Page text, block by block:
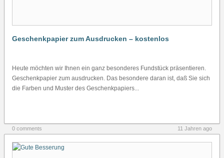
Geschenkpapier zum Ausdrucken – kostenlos
Heute möchten wir Ihnen ein ganz besonderes Fundstück präsentieren.
Geschenkpapier zum ausdrucken. Das besondere daran ist, daß Sie sich
die Farben und Muster des Geschenkpapiers...
0 comments 11 Jahren ago